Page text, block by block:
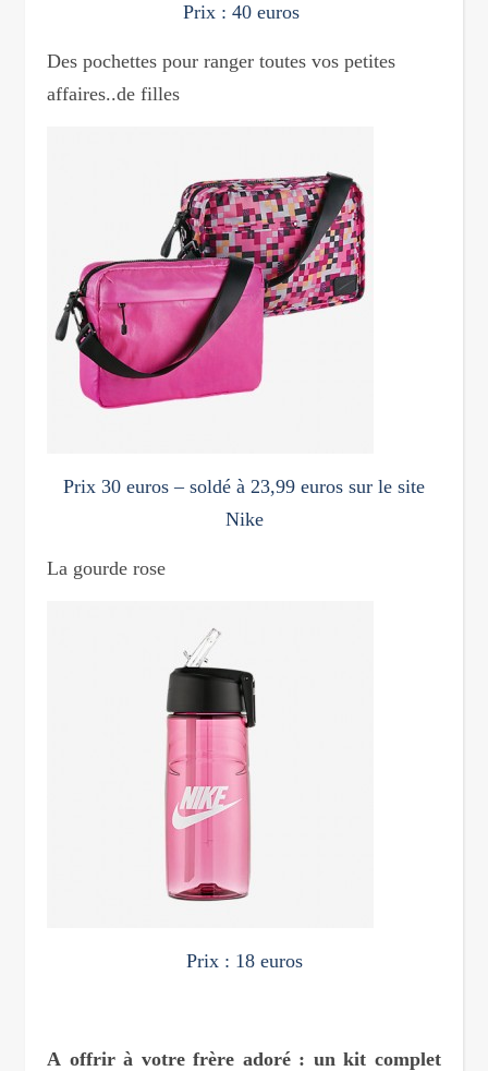
Prix : 40 euros
Des pochettes pour ranger toutes vos petites
affaires..de filles
Prix 30 euros – soldé à 23,99 euros sur le site
Nike
La gourde rose
Prix : 18 euros
A offrir à votre frère adoré : un kit complet